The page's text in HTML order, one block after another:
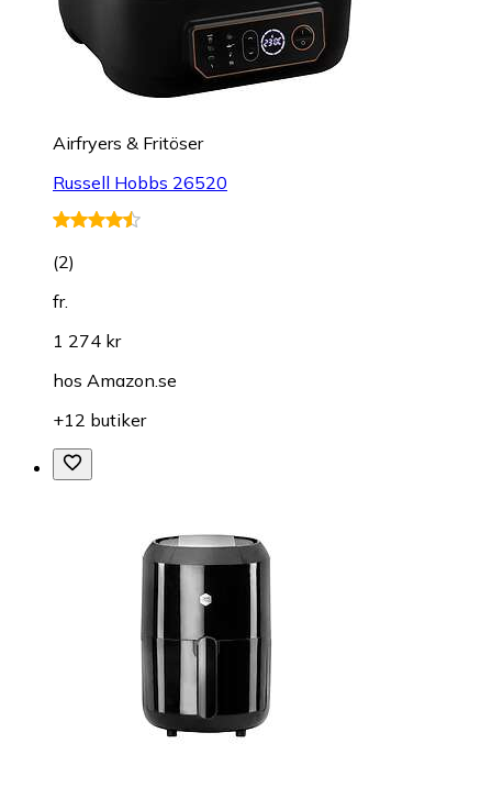
Airfryers & Fritöser
Russell Hobbs 26520
(2)
fr.
1 274 kr
hos Amazon.se
+12 butiker